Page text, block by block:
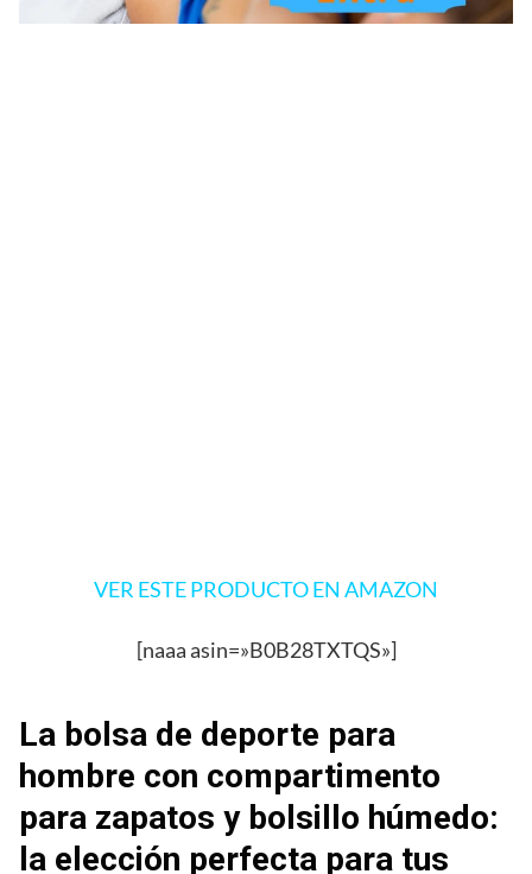
VER ESTE PRODUCTO EN AMAZON
[naaa asin=»B0B28TXTQS»]
La bolsa de deporte para
hombre con compartimento
para zapatos y bolsillo húmedo:
la elección perfecta para tus